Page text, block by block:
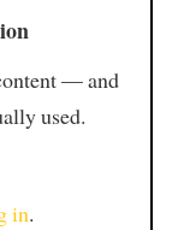
— and
used.
in.